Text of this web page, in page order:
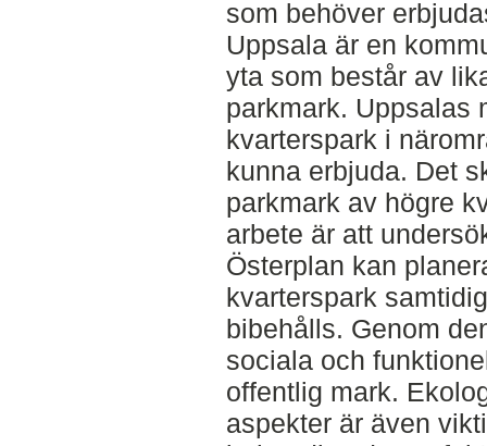
som behöver
Uppsala är en
yta som består av
parkmark. Uppsalas
kvarterspark i
kunna erbjuda. Det
parkmark av högre
arbete är att
Österplan kan
kvarterspark
bibehålls. Genom
sociala och
offentlig mark.
aspekter är även